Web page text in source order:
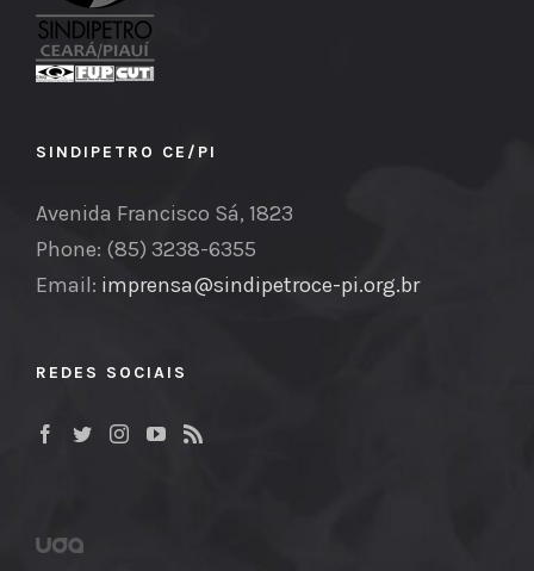
SINDIPETRO CE/PI
Avenida Francisco Sá, 1823
Phone: (85) 3238-6355
Email: imprensa@sindipetroce-pi.org.br
REDES SOCIAIS